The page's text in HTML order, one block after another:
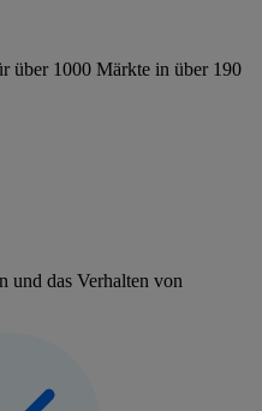
über 1000 Märkte in über 190
und das Verhalten von